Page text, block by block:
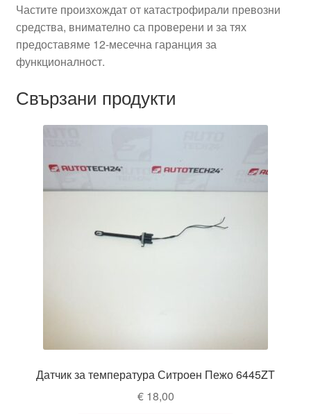
Частите произхождат от катастрофирали превозни
средства, внимателно са проверени и за тях
предоставяме 12-месечна гаранция за
функционалност.
Свързани продукти
Датчик за температура Ситроен Пежо 6445ZT
€18,00